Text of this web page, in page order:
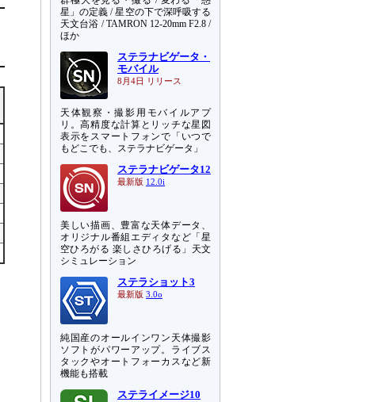
星」の定義 / 星空の下で深呼吸する
天文台浴 / TAMRON 12-20mm F2.8 /
ほか
ステラナビゲータ・
モバイル
8月4日 リリース
天体観察・撮影用モバイルアプ
リ。高精度な計算とリッチな星図
表示をスマートフォンで「いつで
もどこでも、ステラナビゲータ」
ステラナビゲータ12
最新版 12.0i
美しい描画、豊富な天体データ、
オリジナル番組エディタなど「星
空ひろがる 楽しさひろげる」天文
シミュレーション
ステラショット3
最新版 3.0o
純国産のオールインワン天体撮影
ソフトがパワーアップ。ライブス
タックやオートフォーカスなど新
機能も搭載
ステライメージ10